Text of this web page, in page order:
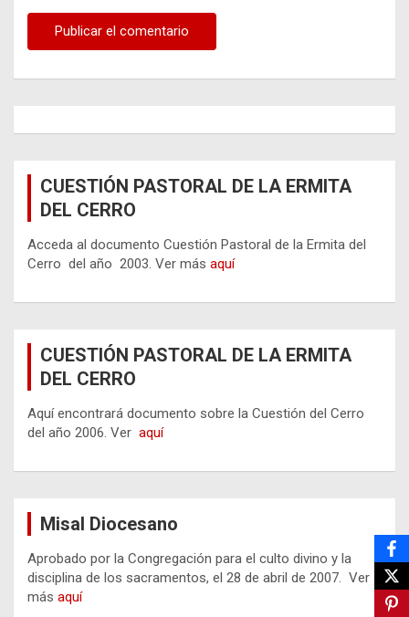
CUESTIÓN PASTORAL DE LA ERMITA
DEL CERRO
Acceda al documento Cuestión Pastoral de la Ermita del
Cerro del año 2003. Ver más aquí
CUESTIÓN PASTORAL DE LA ERMITA
DEL CERRO
Aquí encontrará documento sobre la Cuestión del Cerro
del año 2006. Ver aquí
Misal Diocesano
Aprobado por la Congregación para el culto divino y la
disciplina de los sacramentos, el 28 de abril de 2007. Ver
más aquí